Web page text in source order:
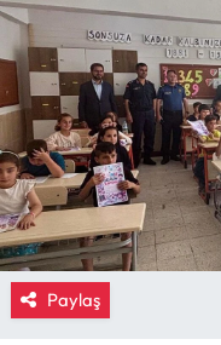
Paylaş
Dodurga
Eğitim
Ekonomi
Güncel
İskilip Haberleri
Haber Arşivi